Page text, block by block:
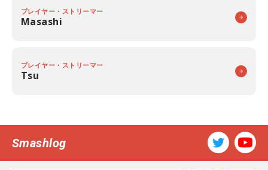
プレイヤー・ストリーマー
Masashi
プレイヤー・ストリーマー
Tsu
Smashlog